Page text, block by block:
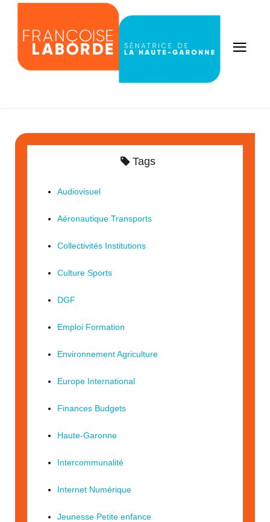
Tags
Audiovisuel
Aéronautique Transports
Collectivités Institutions
Culture Sports
DGF
Emploi Formation
Environnement Agriculture
Europe International
Finances Budgets
Haute-Garonne
Intercommunalité
Internet Numérique
Jeunesse Petite enfance